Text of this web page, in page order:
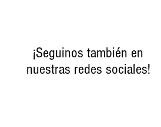
¡Seguinos también en
nuestras redes sociales!